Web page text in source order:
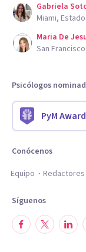
Gabriela
Miami,
Maria De
San
Psicólogos
PyM
Conócenos
Equipo
Redactores
Síguenos